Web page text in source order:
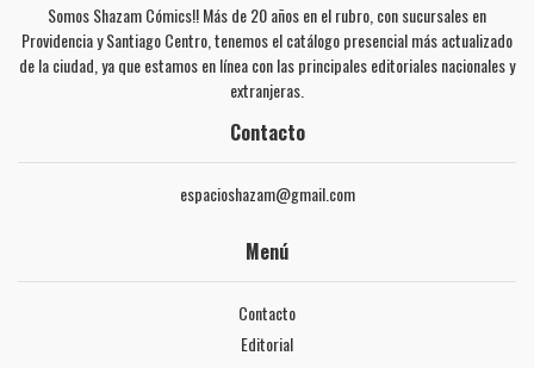
Somos Shazam Cómics!! Más de 20 años en el rubro, con sucursales en
Providencia y Santiago Centro, tenemos el catálogo presencial más actualizado
de la ciudad, ya que estamos en línea con las principales editoriales nacionales y
extranjeras.
Contacto
espacioshazam@gmail.com
Menú
Contacto
Editorial